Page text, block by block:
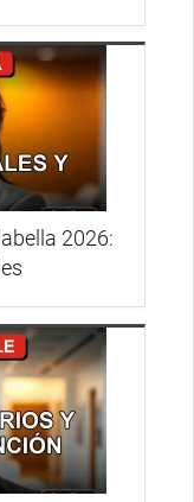
2026: